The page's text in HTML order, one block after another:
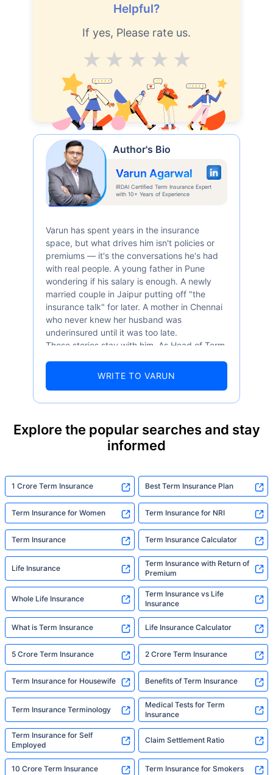
Helpful?
If yes, Please rate us.
Excellent
V.Good
Good
Average
Author's Bio
Varun Agarwal
IRDAI Certified Term Insurance Expert
with 10+ Years of Experience
Varun has spent years in the insurance
space, but what drives him isn't policies or
premiums — it's the conversations he's had
with real people. A young father in Pune
wondering if his salary is enough. A newly
married couple in Jaipur putting off "the
insurance talk" for later. A mother in Chennai
who never knew her husband was
underinsured until it was too late.
These stories stay with him. As Head of Term
numbers well — 52.4% of Indians are aware
they actually need. But behind every
statistic, he sees a family that just needed
someone to sit with them, explain it simply,
exactly what Policybazaar's term insurance is
built to do. In his words, "Most people aren't
avoiding protection — they're just waiting for
someone to make it easy. That's what we're
here for."
WRITE TO VARUN
Explore the popular searches and stay
informed
1 Crore Term Insurance Best Term Insurance Plan
Term Insurance for Women Term Insurance for NRI
Term Insurance Term Insurance Calculator
Life Insurance
Term Insurance with Return of
Premium
Whole Life Insurance
Term Insurance vs Life
Insurance
What is Term Insurance Life Insurance Calculator
5 Crore Term Insurance 2 Crore Term Insurance
Term Insurance for Housewife Benefits of Term Insurance
Term Insurance Terminology
Medical Tests for Term
Insurance
Term Insurance for Self
Employed
Claim Settlement Ratio
10 Crore Term Insurance Term Insurance for Smokers